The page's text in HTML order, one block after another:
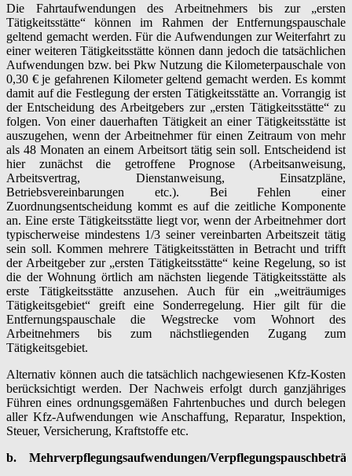
Die Fahrtaufwendungen des Arbeitnehmers bis zur „ersten
Tätigkeitsstätte“ können im Rahmen der Entfernungspauschale
geltend gemacht werden. Für die Aufwendungen zur Weiterfahrt zu
einer weiteren Tätigkeitsstätte können dann jedoch die tatsächlichen
Aufwendungen bzw. bei Pkw Nutzung die Kilometerpauschale von
0,30 € je gefahrenen Kilometer geltend gemacht werden. Es kommt
damit auf die Festlegung der ersten Tätigkeitsstätte an. Vorrangig ist
der Entscheidung des Arbeitgebers zur „ersten Tätigkeitsstätte“ zu
folgen. Von einer dauerhaften Tätigkeit an einer Tätigkeitsstätte ist
auszugehen, wenn der Arbeitnehmer für einen Zeitraum von mehr
als 48 Monaten an einem Arbeitsort tätig sein soll. Entscheidend ist
hier zunächst die getroffene Prognose (Arbeitsanweisung,
Arbeitsvertrag, Dienstanweisung, Einsatzpläne,
Betriebsvereinbarungen etc.). Bei Fehlen einer
Zuordnungsentscheidung kommt es auf die zeitliche Komponente
an. Eine erste Tätigkeitsstätte liegt vor, wenn der Arbeitnehmer dort
typischerweise mindestens 1/3 seiner vereinbarten Arbeitszeit tätig
sein soll. Kommen mehrere Tätigkeitsstätten in Betracht und trifft
der Arbeitgeber zur „ersten Tätigkeitsstätte“ keine Regelung, so ist
die der Wohnung örtlich am nächsten liegende Tätigkeitsstätte als
erste Tätigkeitsstätte anzusehen. Auch für ein „weiträumiges
Tätigkeitsgebiet“ greift eine Sonderregelung. Hier gilt für die
Entfernungspauschale die Wegstrecke vom Wohnort des
Arbeitnehmers bis zum nächstliegenden Zugang zum
Tätigkeitsgebiet.
Alternativ können auch die tatsächlich nachgewiesenen Kfz-Kosten
berücksichtigt werden. Der Nachweis erfolgt durch ganzjähriges
Führen eines ordnungsgemäßen Fahrtenbuches und durch belegen
aller Kfz-Aufwendungen wie Anschaffung, Reparatur, Inspektion,
Steuer, Versicherung, Kraftstoffe etc.
b. Mehrverpflegungsaufwendungen/